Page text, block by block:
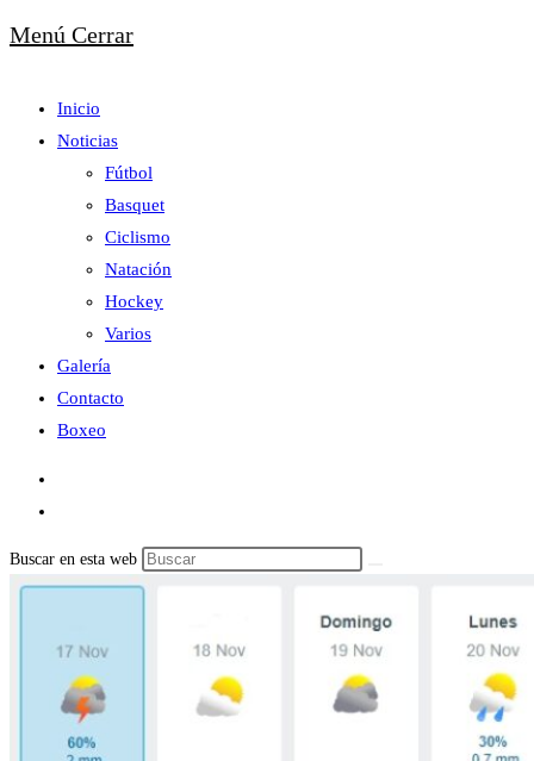
Menú Cerrar
Inicio
Noticias
Fútbol
Basquet
Ciclismo
Natación
Hockey
Varios
Galería
Contacto
Boxeo
Buscar en esta web